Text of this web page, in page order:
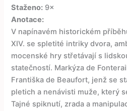
Staženo: 9×
Anotace:
V napínavém historickém
XIV. se spletité intriky dvora,
mocenské hry střetávají s
statečností. Markýza de
Františka de Beaufort, jenž se
pletich a nenávisti muže, který
Tajné spiknutí, zrada a